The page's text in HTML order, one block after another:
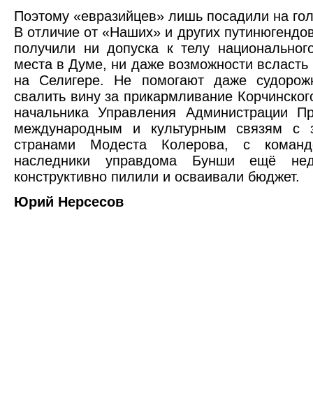
Поэтому «евразийцев» лишь посадили на
В отличие от «Наших» и других
получили ни допуска к телу
места в Думе, ни даже возможности всласть
на Селигере. Не помогают даже
свалить вину за прикармливание
начальника Управления Администрации
международным и культурным связям с
странами Модеста Колерова, с
наследники управдома Бунши ещё
конструктивно пилили и осваивали бюджет.
Юрий Нерсесов